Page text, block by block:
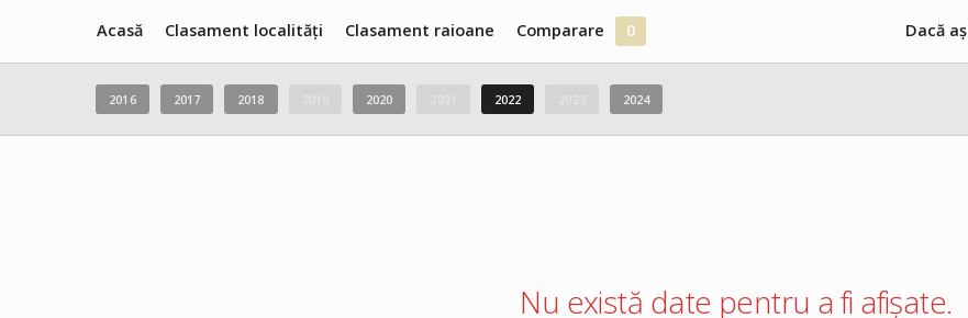
Acasă Clasament localități Clasament raioane Comparare 0 Dacă
2016 2017 2018 2020 2022 2024
Nu există date pentru a fi afișate.